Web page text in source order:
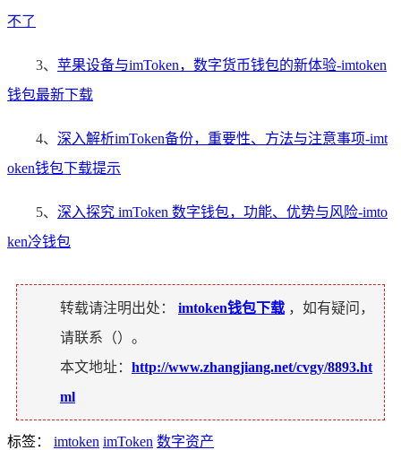
不了
3、 苹果设备与imToken，数字货币钱包的新体验-imtoken
钱包最新下载
4、 深入解析imToken备份，重要性、方法与注意事项-imt
oken钱包下载提示
5、 深入探究 imToken 数字钱包，功能、优势与风险-imto
ken冷钱包
转载请注明出处： imtoken钱包下载 ，如有疑问，
请联系（）。
本文地址： http://www.zhangjiang.net/cvgy/8893.ht
ml
标签： imtoken imToken 数字资产